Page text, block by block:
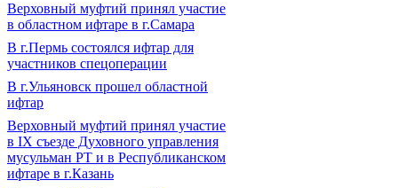
Верховный муфтий принял участие
в областном ифтаре в г.Самара
В г.Пермь состоялся ифтар для
участников спецоперации
В г.Ульяновск прошел областной
ифтар
Верховный муфтий принял участие
в IХ съезде Духовного управления
мусульман РТ и в Республиканском
ифтаре в г.Казань